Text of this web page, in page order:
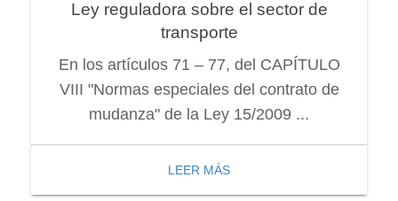
Ley reguladora sobre el sector de
transporte
En los artículos 71 – 77, del CAPÍTULO
VIII "Normas especiales del contrato de
mudanza" de la Ley 15/2009 ...
LEER MÁS